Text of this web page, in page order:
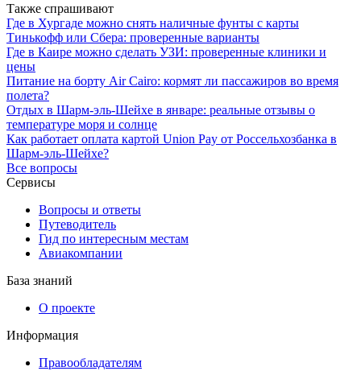
Также спрашивают
Где в Хургаде можно снять наличные фунты с карты
Тинькофф или Сбера: проверенные варианты
Где в Каире можно сделать УЗИ: проверенные клиники и
цены
Питание на борту Air Cairo: кормят ли пассажиров во время
полета?
Отдых в Шарм-эль-Шейхе в январе: реальные отзывы о
температуре моря и солнце
Как работает оплата картой Union Pay от Россельхозбанка в
Шарм-эль-Шейхе?
Все вопросы
Сервисы
Вопросы и ответы
Путеводитель
Гид по интересным местам
Авиакомпании
База знаний
О проекте
Информация
Правообладателям